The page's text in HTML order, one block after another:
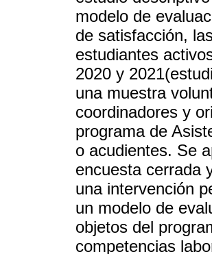
modelo de
de satisfacción,
estudiantes
2020 y
una muestra
coordinadores y
programa de
o acudientes. Se
encuesta cerrada
una intervención
un modelo de
objetos del
competencias